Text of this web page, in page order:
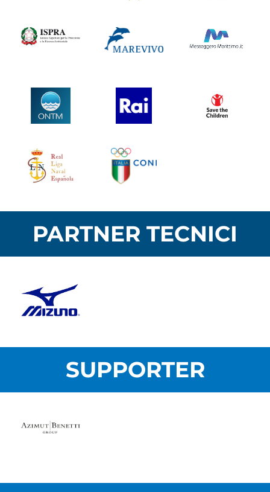
PARTNER TECNICI
SUPPORTER